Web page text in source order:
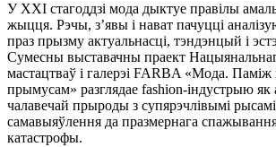
У ХХІ стагоддзі мода дыктуе правілы
жыцця. Рэчы, з’явы і нават пачуцці
праз прызму актуальнасці, тэндэнцый і
Сумесны выставачны праект
мастацтваў і галерэі FARBA «Мода.
прымусам» разглядае fashion-індустрыю як
чалавечай прыроды з супярэчлівымі
самавыяўлення да празмернага спажывання
катастрофы.